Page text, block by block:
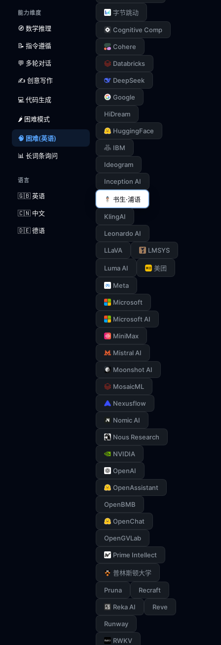
能力维度
🧭 数学推理
📝 指令遵循
💬 多轮对话
✍️ 创意写作
💻 代码生成
🌶️ 困难模式
🧠 困难(英语)
📊 长词条询问
语言
🇬🇧 英语
🇨🇳 中文
🇩🇪 德语
字节跳动
Cognitive Comp
Cohere
Databricks
DeepSeek
Google
HiDream
HuggingFace
IBM
Ideogram
Inception AI
书生·浦语
KlingAI
Leonardo AI
LLaVA LMSYS
Luma AI 美团
Meta
Microsoft
Microsoft AI
MiniMax
Mistral AI
Moonshot AI
MosaicML
Nexusflow
Nomic AI
Nous Research
NVIDIA
OpenAI
OpenAssistant
OpenBMB
OpenChat
OpenGVLab
Prime Intellect
普林斯顿大学
Pruna Recraft
Reka AI Reve
Runway
RWKV